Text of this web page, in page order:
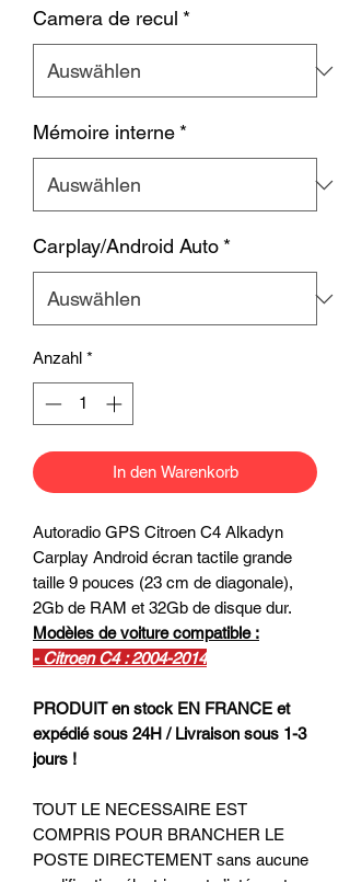
Camera de recul *
Mémoire interne *
Carplay/Android Auto *
Anzahl *
In den Warenkorb
Autoradio GPS Citroen C4 Alkadyn
Carplay Android écran tactile grande
taille 9 pouces (23 cm de diagonale),
2Gb de RAM et 32Gb de disque dur.
Modèles de voiture compatible :
- Citroen C4 : 2004-2014
PRODUIT en stock EN FRANCE et
expédié sous 24H / Livraison sous 1-3
jours !
TOUT LE NECESSAIRE EST
COMPRIS POUR BRANCHER LE
POSTE DIRECTEMENT sans aucune